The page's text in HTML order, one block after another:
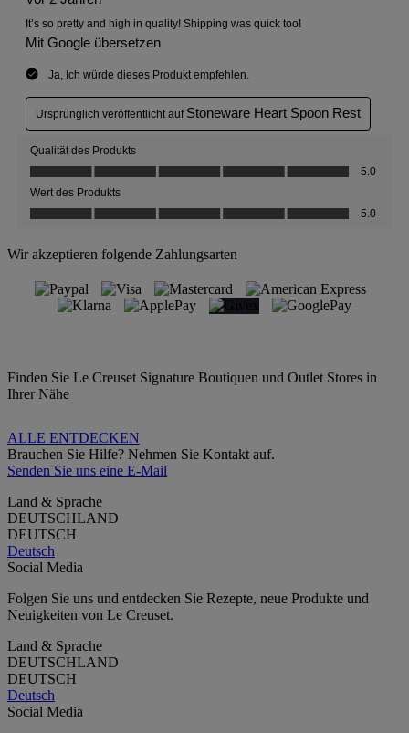
Wir akzeptieren folgende Zahlungsarten
Finden Sie Le Creuset Signature Boutiquen und Outlet Stores in
Ihrer Nähe
ALLE ENTDECKEN
Brauchen Sie Hilfe? Nehmen Sie Kontakt auf.
Senden Sie uns eine E-Mail
Land & Sprache
DEUTSCHLAND
DEUTSCH
Deutsch
Social Media
Folgen Sie uns und entdecken Sie Rezepte, neue Produkte und
Neuigkeiten von Le Creuset.
Land & Sprache
DEUTSCHLAND
DEUTSCH
Deutsch
Social Media